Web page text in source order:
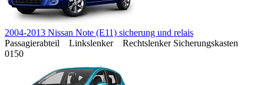
2004-2013 Nissan Note (E11) sicherung und relais
Passagierabteil Linkslenker Rechtslenker Sicherungskasten
0150